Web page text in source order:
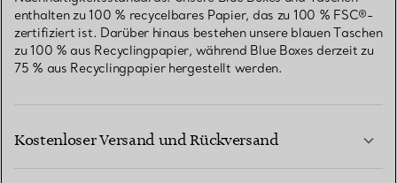
enthalten zu 100 % recycelbares Papier, das zu 100 % FSC®-
zertifiziert ist. Darüber hinaus bestehen unsere blauen Taschen
zu 100 % aus Recyclingpapier, während Blue Boxes derzeit zu
75 % aus Recyclingpapier hergestellt werden.
Kostenloser Versand und Rückversand